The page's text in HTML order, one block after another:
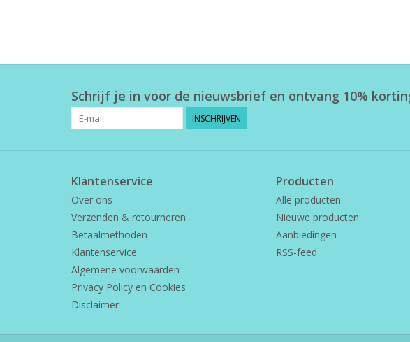
Schrijf je in voor de nieuwsbrief en ontvang 10%
INSCHRIJVEN
Klantenservice
Over ons
Verzenden & retourneren
Betaalmethoden
Klantenservice
Algemene voorwaarden
Privacy Policy en Cookies
Disclaimer
Producten
Alle producten
Nieuwe producten
Aanbiedingen
RSS-feed